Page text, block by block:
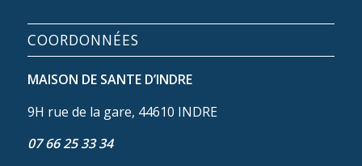
COORDONNÉES
MAISON DE SANTE D’INDRE
9H rue de la gare, 44610 INDRE
07 66 25 33 34